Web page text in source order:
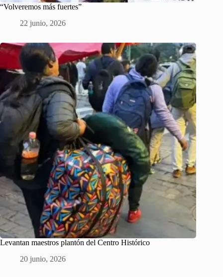
“Volveremos más fuertes”
22 junio, 2026
Levantan maestros plantón del Centro Histórico
20 junio, 2026